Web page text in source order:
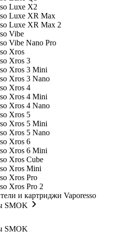
Luxe X2
Luxe XR Max
Luxe XR Max 2
Vibe
Vibe Nano Pro
Xros
Xros 3
Xros 3 Mini
Xros 3 Nano
Xros 4
Xros 4 Mini
Xros 4 Nano
Xros 5
Xros 5 Mini
Xros 5 Nano
Xros 6
Xros 6 Mini
Xros Cube
Xros Mini
Xros Pro
Xros Pro 2
и картриджи Vaporesso
SMOK
SMOK